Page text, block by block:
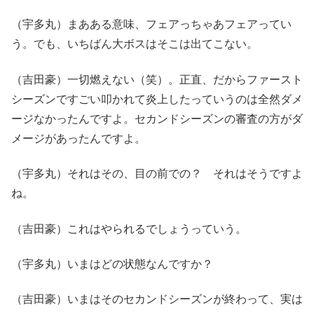
（宇多丸）まあある意味、フェアっちゃあフェアってい
う。でも、いちばん大ボスはそこは出てこない。
（吉田豪）一切燃えない（笑）。正直、だからファースト
シーズンですごい叩かれて炎上したっていうのは全然ダメ
ージなかったんですよ。セカンドシーズンの審査の方がダ
メージがあったんですよ。
（宇多丸）それはその、目の前での？ それはそうですよ
ね。
（吉田豪）これはやられるでしょうっていう。
（宇多丸）いまはどの状態なんですか？
（吉田豪）いまはそのセカンドシーズンが終わって、実は